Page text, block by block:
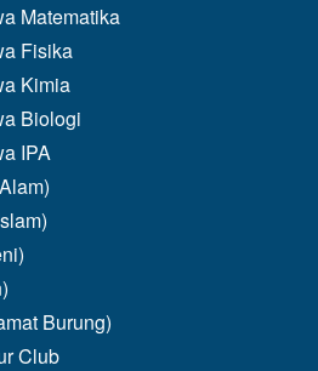
Matematika
Fisika
Kimia
Biologi
IPA
Burung)
Club